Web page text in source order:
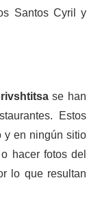
Santos Cyril y
se han
Estos
y en ningún sitio
hacer fotos del
lo que resultan